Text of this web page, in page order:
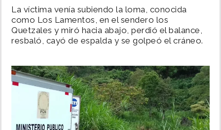
NACIONAL
POLÍTICA
SHOW
DEPORTES
MUNDO
La víctima venía subiendo la loma, conocida
como Los Lamentos, en el sendero los
Quetzales y miró hacia abajo, perdió el balance,
resbaló, cayó de espalda y se golpeó el cráneo.